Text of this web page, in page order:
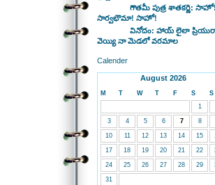
గౌతమీ పుత్ర శాతకర్ణి: సాహో!
సార్వభౌమా! సాహో!
వినోదం: హాయ్ లైలా
వెయ్యి నా మెడలో వరమాల
Calender
August 2026
M T W T F S S
1
3 4 5 6 7 8
10 11 12 13 14 15
17 18 19 20 21 22
24 25 26 27 28 29
31